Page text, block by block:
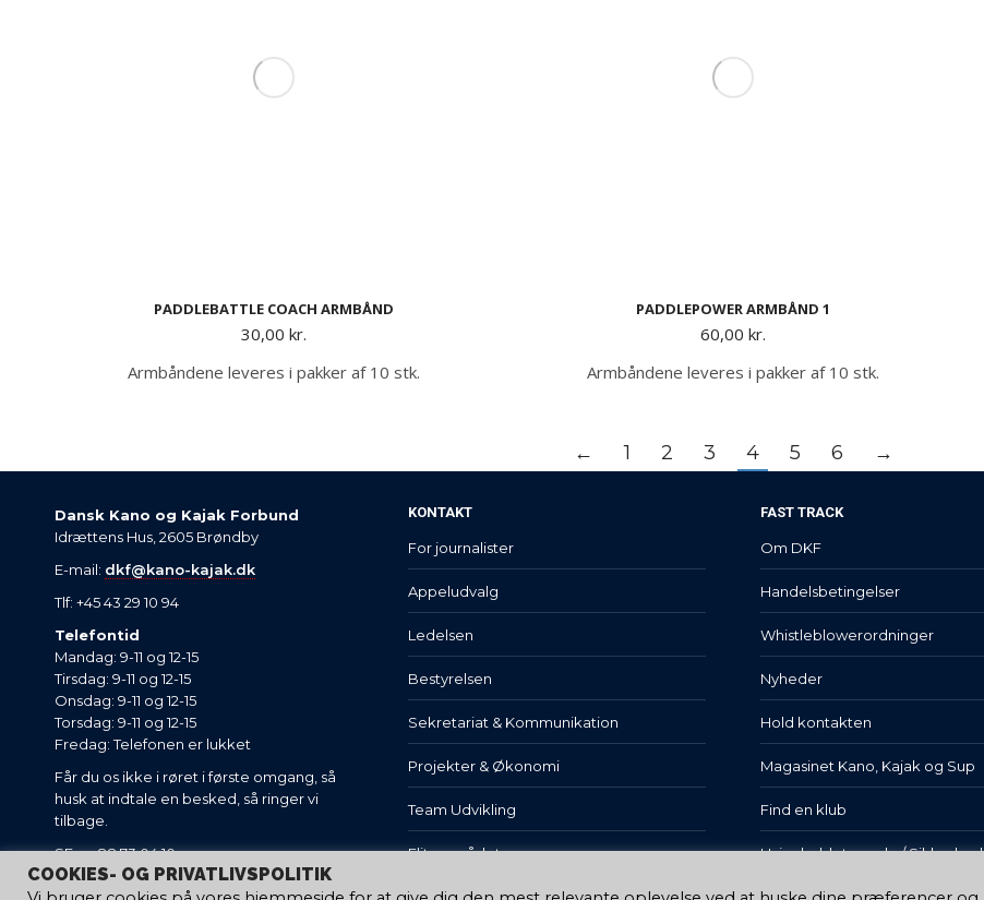
PADDLEBATTLE COACH ARMBÅND
30,00 kr.
Armbåndene leveres i pakker af 10 stk.
PADDLEPOWER ARMBÅND 1
60,00 kr.
Armbåndene leveres i pakker af 10 stk.
← 1 2 3 4 5 6 →
Dansk Kano og Kajak Forbund
Idrættens Hus, 2605 Brøndby
E-mail: dkf@kano-kajak.dk
Tlf: +45 43 29 10 94
Telefontid
Mandag: 9-11 og 12-15
Tirsdag: 9-11 og 12-15
Onsdag: 9-11 og 12-15
Torsdag: 9-11 og 12-15
Fredag: Telefonen er lukket
Får du os ikke i røret i første omgang, så
husk at indtale en besked, så ringer vi
tilbage.
SE nr. 88 73 04 10.
KONTAKT
For journalister
Appeludvalg
Ledelsen
Bestyrelsen
Sekretariat & Kommunikation
Projekter & Økonomi
Team Udvikling
Eliteområdet
FAST TRACK
Om DKF
Handelsbetingelser
Whistleblowerordninger
Nyheder
Hold kontakten
Magasinet Kano, Kajak og Sup
Find en klub
Hvis uheldet er ude / Sikkerhed
COOKIES- OG PRIVATLIVSPOLITIK